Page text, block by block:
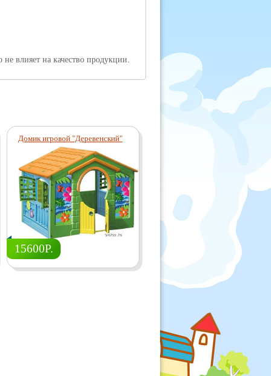
влияет на качество продукции.
Домик игровой "Деревенский"
15600Р. 16860Р.